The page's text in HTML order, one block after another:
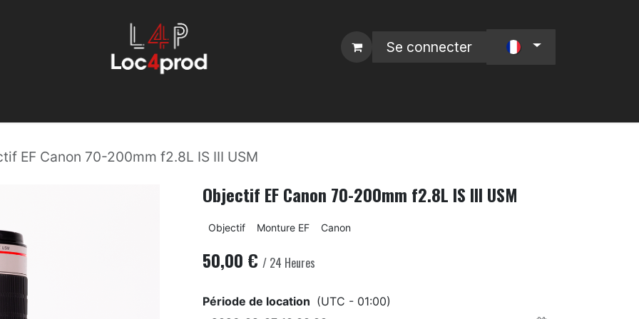
Se connecter
EF Canon 70-200mm f2.8L IS III USM
Objectif EF Canon 70-200mm f2.8L IS III USM
Objectif Monture EF Canon
50,00 € / 24 Heures
Période de location (UTC - 01:00)